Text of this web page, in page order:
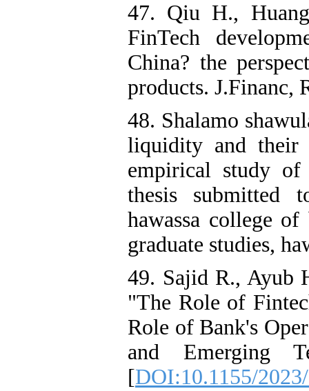
47. Qiu H.,
FinTech
China? the
products. J.Financ,
48. Shalamo
liquidity and their
empirical study
thesis submitted
hawassa college
graduate studies,
49. Sajid R., Ayub
"The Role of
Role of Bank's
and Emerging
[DOI:10.1155/